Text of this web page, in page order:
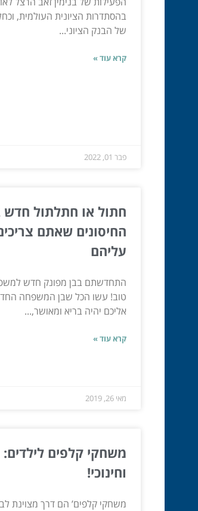
בהסתדרות הציונית העולמית,
של הבנק הציוני...
קרא עוד »
פבר 01, 2022
חתול או חתלתול חדש
החיסונים שאתם
עליהם
התחדשתם בבן מפונק חדש
טוב! עשו הכל שבן המשפחה
אליכם יהיה בריא ומאושר,...
קרא עוד »
מאי 26, 2019
משחקי קלפים לילדים:
וחינוכי!
משחקי קלפים’ הם דרך מצוינת